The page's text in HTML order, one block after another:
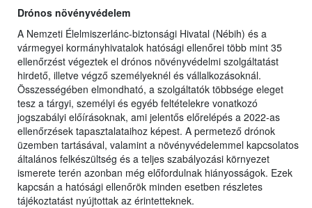
Drónos növényvédelem
A Nemzeti Élelmiszerlánc-biztonsági Hivatal (Nébih) és a
vármegyei kormányhivatalok hatósági ellenőrei több mint 35
ellenőrzést végeztek el drónos növényvédelmi szolgáltatást
hirdető, illetve végző személyeknél és vállalkozásoknál.
Összességében elmondható, a szolgáltatók többsége eleget
tesz a tárgyi, személyi és egyéb feltételekre vonatkozó
jogszabályi előírásoknak, ami jelentős előrelépés a 2022-as
ellenőrzések tapasztalataihoz képest. A permetező drónok
üzemben tartásával, valamint a növényvédelemmel kapcsolatos
általános felkészültség és a teljes szabályozási környezet
ismerete terén azonban még előfordulnak hiányosságok. Ezek
kapcsán a hatósági ellenőrök minden esetben részletes
tájékoztatást nyújtottak az érintetteknek.